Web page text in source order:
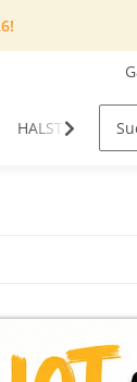
HALSTUCH